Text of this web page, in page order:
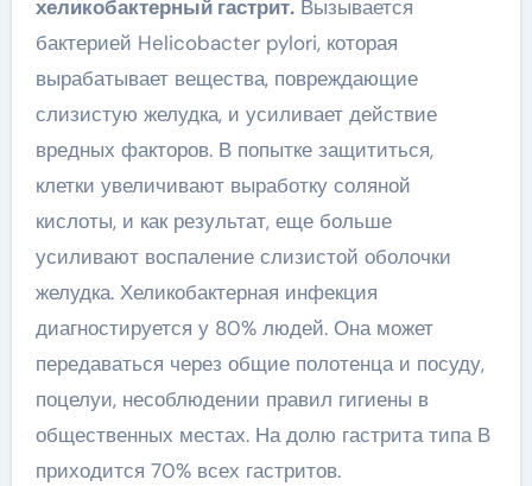
хеликобактерный гастрит.Вызывается
бактерией Helicobacter pylori, которая
вырабатывает вещества, повреждающие
слизистую желудка, и усиливает действие
вредных факторов. В попытке защититься,
клетки увеличивают выработку соляной
кислоты, и как результат, еще больше
усиливают воспаление слизистой оболочки
желудка. Хеликобактерная инфекция
диагностируется у 80% людей. Она может
передаваться через общие полотенца и посуду,
поцелуи, несоблюдении правил гигиены в
общественных местах. На долю гастрита типа В
приходится 70% всех гастритов.